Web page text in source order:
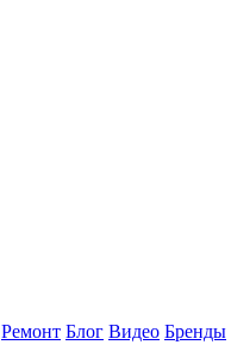
Ремонт Блог Видео Бренды